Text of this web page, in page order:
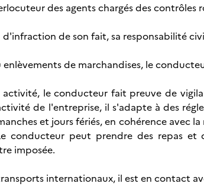
des agents chargés des contrôles
de son fait, sa responsabilité
enlèvements de marchandises, le
le conducteur fait preuve de
de l'entreprise, il s'adapte à des
et jours fériés, en cohérence avec
conducteur peut prendre des repas
imposée.
internationaux, il est en contact